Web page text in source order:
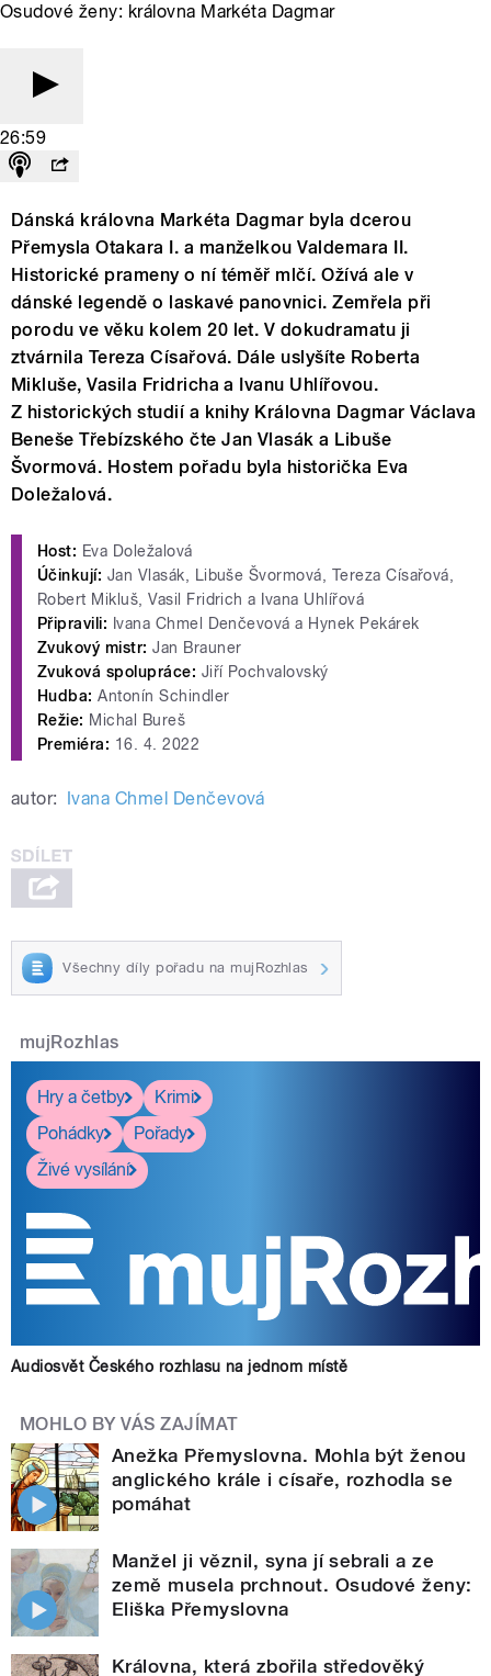
Osudové ženy: královna Markéta Dagmar
26:59
Dánská královna Markéta Dagmar byla dcerou
Přemysla Otakara I. a manželkou Valdemara II.
Historické prameny o ní téměř mlčí. Ožívá ale v
dánské legendě o laskavé panovnici. Zemřela při
porodu ve věku kolem 20 let. V dokudramatu ji
ztvárnila Tereza Císařová. Dále uslyšíte Roberta
Mikluše, Vasila Fridricha a Ivanu Uhlířovou.
Z historických studií a knihy Královna Dagmar Václava
Beneše Třebízského čte Jan Vlasák a Libuše
Švormová. Hostem pořadu byla historička Eva
Doležalová.
Host: Eva Doležalová
Účinkují: Jan Vlasák, Libuše Švormová, Tereza Císařová,
Robert Mikluš, Vasil Fridrich a Ivana Uhlířová
Připravili: Ivana Chmel Denčevová a Hynek Pekárek
Zvukový mistr: Jan Brauner
Zvuková spolupráce: Jiří Pochvalovský
Hudba: Antonín Schindler
Režie: Michal Bureš
Premiéra: 16. 4. 2022
autor: Ivana Chmel Denčevová
Všechny díly pořadu na mujRozhlas
mujRozhlas
Hry a četby
Krimi
Pohádky
Pořady
Živé vysílání
Audiosvět Českého rozhlasu na jednom místě
MOHLO BY VÁS ZAJÍMAT
Anežka Přemyslovna. Mohla být ženou
anglického krále i císaře, rozhodla se
pomáhat
Manžel ji věznil, syna jí sebrali a ze
země musela prchnout. Osudové ženy:
Eliška Přemyslovna
Královna, která zbořila středověký